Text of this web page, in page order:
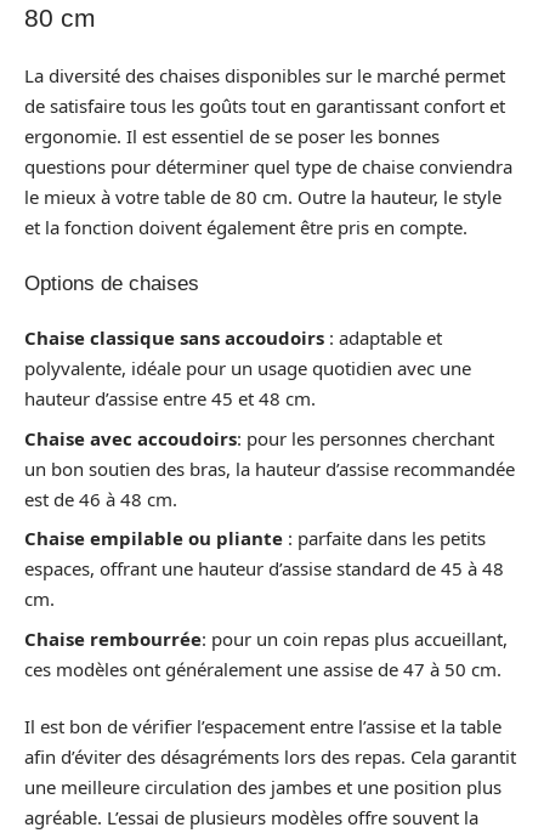
80 cm
La diversité des chaises disponibles sur le marché permet
de satisfaire tous les goûts tout en garantissant confort et
ergonomie. Il est essentiel de se poser les bonnes
questions pour déterminer quel type de chaise conviendra
le mieux à votre table de 80 cm. Outre la hauteur, le style
et la fonction doivent également être pris en compte.
Options de chaises
Chaise classique sans accoudoirs : adaptable et
polyvalente, idéale pour un usage quotidien avec une
hauteur d’assise entre 45 et 48 cm.
Chaise avec accoudoirs: pour les personnes cherchant
un bon soutien des bras, la hauteur d’assise recommandée
est de 46 à 48 cm.
Chaise empilable ou pliante : parfaite dans les petits
espaces, offrant une hauteur d’assise standard de 45 à 48
cm.
Chaise rembourrée: pour un coin repas plus accueillant,
ces modèles ont généralement une assise de 47 à 50 cm.
Il est bon de vérifier l’espacement entre l’assise et la table
afin d’éviter des désagréments lors des repas. Cela garantit
une meilleure circulation des jambes et une position plus
agréable. L’essai de plusieurs modèles offre souvent la